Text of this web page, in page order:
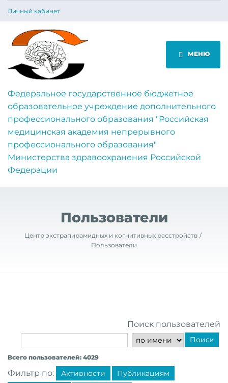
Личный кабинет
МЕНЮ
Федеральное государственное бюджетное
образовательное учреждение дополнительного
профессионального образования "Российская
медицинская академия непрерывного
профессионального образования"
Министерства здравоохранения Российской
Федерации
Пользователи
Центр экстрапирамидных и когнитивных расстройств
Пользователи
Поиск пользователей
Поиск
Всего пользователей: 4029
Фильтр по: Активности
Публикациям